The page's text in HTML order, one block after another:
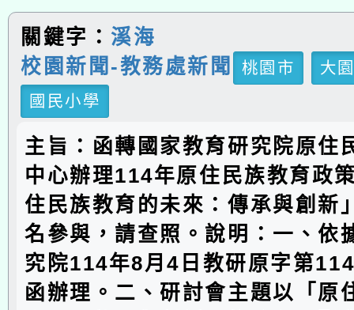
關鍵字： 溪海
校園新聞-教務處新聞
桃園市
大
國民小學
主旨：函轉國家教育研究院原住
中心辦理114年原住民族教育政
住民族教育的未來：傳承與創新
名參與，請查照。說明：一、依
究院114年8月4日教研原字第
函辦理。二、研討會主題以「原